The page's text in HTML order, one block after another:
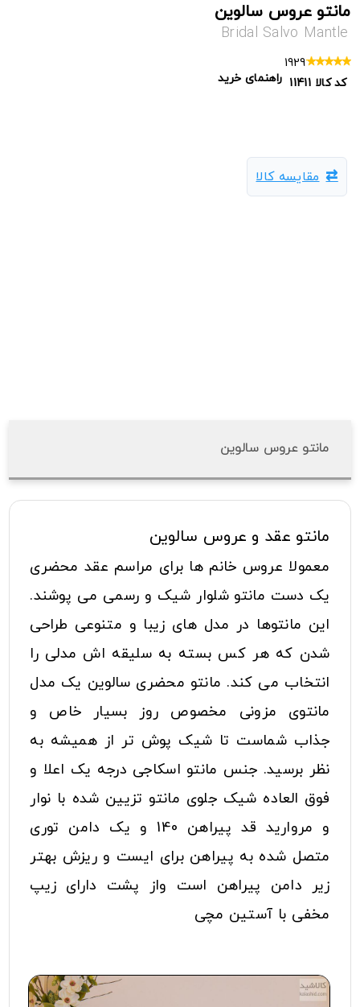
مانتو عروس سالوین
Bridal Salvo Mantle
1929
کد کالا 11411 راهنمای خرید
مقایسه کالا
مانتو عروس سالوین
مانتو عقد و عروس سالوین
معمولا عروس خانم ها برای مراسم عقد محضری
یک دست مانتو شلوار شیک و رسمی می پوشند.
این مانتوها در مدل های زیبا و متنوعی طراحی
شدن که هر کس بسته به سلیقه اش مدلی را
انتخاب می کند. مانتو محضری سالوین یک مدل
مانتوی مزونی مخصوص روز بسیار خاص و
جذاب شماست تا شیک پوش تر از همیشه به
نظر برسید. جنس مانتو اسکاجی درجه یک اعلا و
فوق العاده شیک جلوی مانتو تزیین شده با نوار
و مروارید قد پیراهن 140 و یک دامن توری
متصل شده به پیراهن برای ایست و ریزش بهتر
زیر دامن پیراهن است واز پشت دارای زیپ
مخفی با آستین مچی